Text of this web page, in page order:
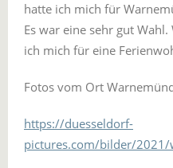
hatte ich mich für
Es war eine sehr gut
ich mich für eine
Fotos vom Ort
https://duesseldorf-
pictures.com/bilder/